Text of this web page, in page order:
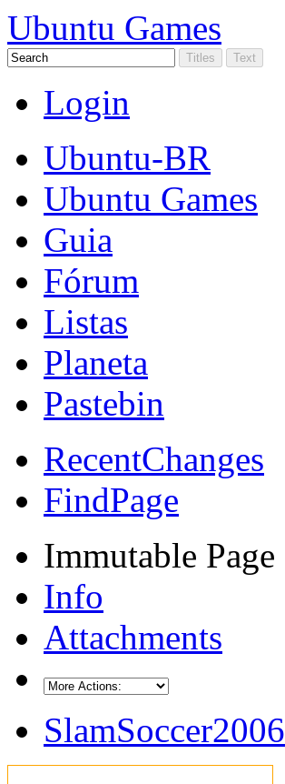
Ubuntu Games
Login
Ubuntu-BR
Ubuntu Games
Guia
Fórum
Listas
Planeta
Pastebin
RecentChanges
FindPage
Immutable Page
Info
Attachments
SlamSoccer2006